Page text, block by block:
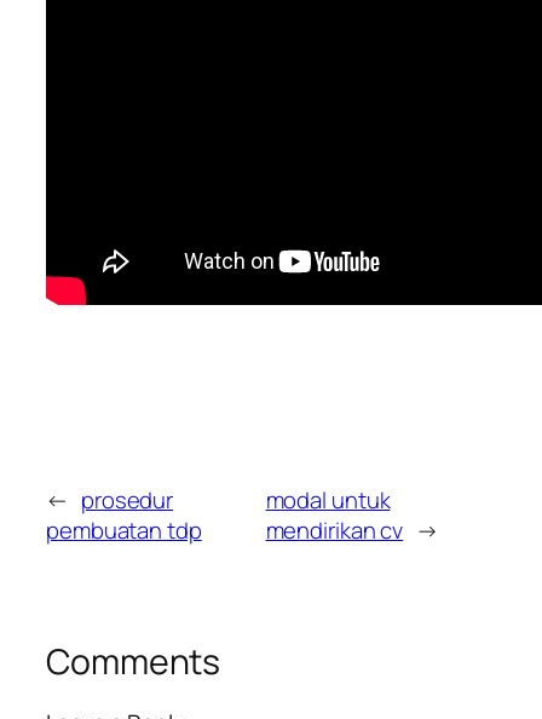
← prosedur
pembuatan tdp
modal untuk
mendirikan cv →
Comments